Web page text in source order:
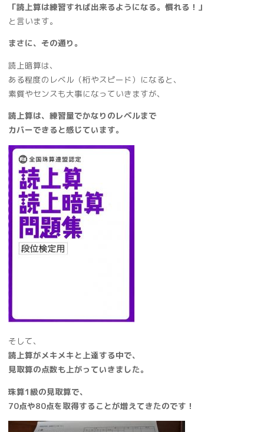
「読上算は練習すれば出来るようになる。慣れる！」
と言います。
まさに、その通り。
読上暗算は、
ある程度のレベル（桁やスピード）になると、
素質やセンスも大事になっていきますが、
読上算は、練習量でかなりのレベルまで
カバーできると感じています。
そして、
読上算がメキメキと上達する中で、
見取算の点数も上がっていきました。
珠算1級の見取算で、
70点や80点を取得することが増えてきたのです！